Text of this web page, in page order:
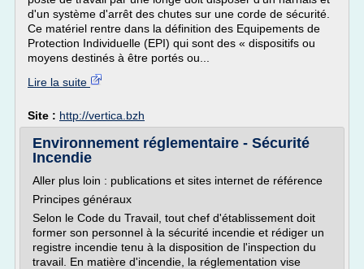
d'un système d'arrêt des chutes sur une corde de sécurité.
Ce matériel rentre dans la définition des Equipements de
Protection Individuelle (EPI) qui sont des « dispositifs ou
moyens destinés à être portés ou...
Lire la suite
Site : http://vertica.bzh
Environnement réglementaire - Sécurité
Incendie
Aller plus loin : publications et sites internet de référence
Principes généraux
Selon le Code du Travail, tout chef d'établissement doit
former son personnel à la sécurité incendie et rédiger un
registre incendie tenu à la disposition de l'inspection du
travail. En matière d'incendie, la réglementation vise